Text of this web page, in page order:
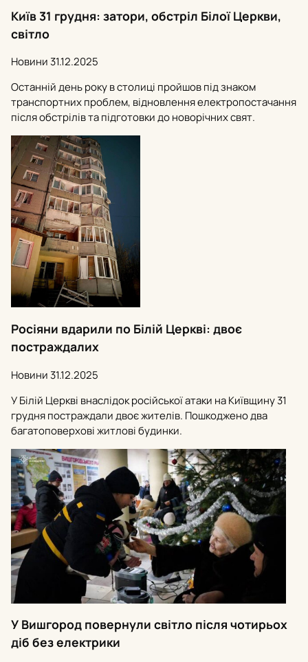
Київ 31 грудня: затори, обстріл Білої Церкви,
світло
Новини 31.12.2025
Останній день року в столиці пройшов під знаком
транспортних проблем, відновлення електропостачання
після обстрілів та підготовки до новорічних свят.
Росіяни вдарили по Білій Церкві: двоє
постраждалих
Новини 31.12.2025
У Білій Церкві внаслідок російської атаки на Київщину 31
грудня постраждали двоє жителів. Пошкоджено два
багатоповерхові житлові будинки.
У Вишгород повернули світло після чотирьох
діб без електрики